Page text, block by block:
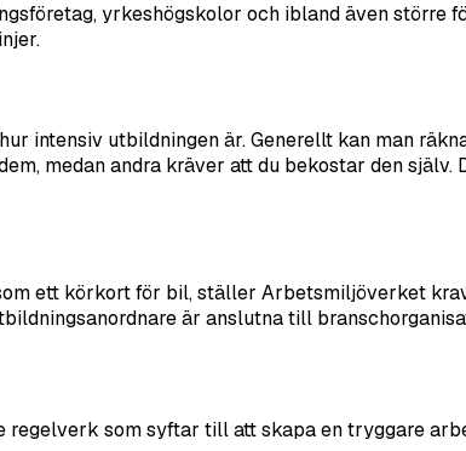
yrkeshögskolor och ibland även större
intensiv utbildningen är. Generellt kan man
medan andra kräver att du bekostar den
ett körkort för bil, ställer Arbetsmiljöverket
är anslutna till
som syftar till att skapa en tryggare